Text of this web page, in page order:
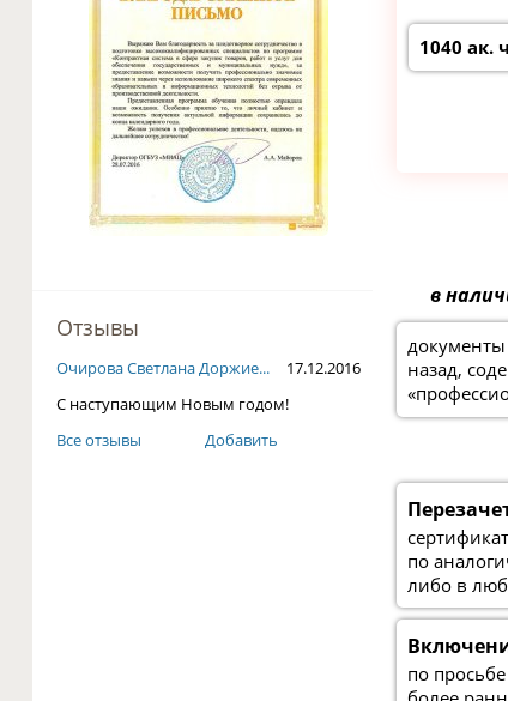
Отзывы
Очирова Светлана Доржие...
17.12.2016
С наступающим Новым годом!
Все отзывы
Добавить
1040 ак.
в
назад,
по
либо в
по